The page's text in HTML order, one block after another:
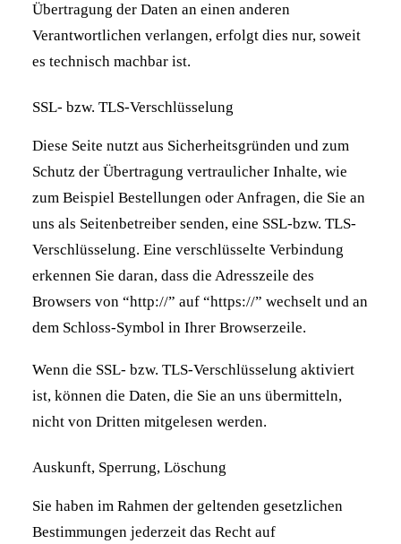
Übertragung der Daten an einen anderen
Verantwortlichen verlangen, erfolgt dies nur, soweit
es technisch machbar ist.
SSL- bzw. TLS-Verschlüsselung
Diese Seite nutzt aus Sicherheitsgründen und zum
Schutz der Übertragung vertraulicher Inhalte, wie
zum Beispiel Bestellungen oder Anfragen, die Sie an
uns als Seitenbetreiber senden, eine SSL-bzw. TLS-
Verschlüsselung. Eine verschlüsselte Verbindung
erkennen Sie daran, dass die Adresszeile des
Browsers von “http://” auf “https://” wechselt und an
dem Schloss-Symbol in Ihrer Browserzeile.
Wenn die SSL- bzw. TLS-Verschlüsselung aktiviert
ist, können die Daten, die Sie an uns übermitteln,
nicht von Dritten mitgelesen werden.
Auskunft, Sperrung, Löschung
Sie haben im Rahmen der geltenden gesetzlichen
Bestimmungen jederzeit das Recht auf